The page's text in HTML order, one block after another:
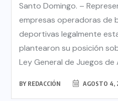
Santo Domingo. –
empresas operadoras de
deportivas legalmente
plantearon su posición
Ley General de Juegos de
BY REDACCIÓN AGOSTO 4,